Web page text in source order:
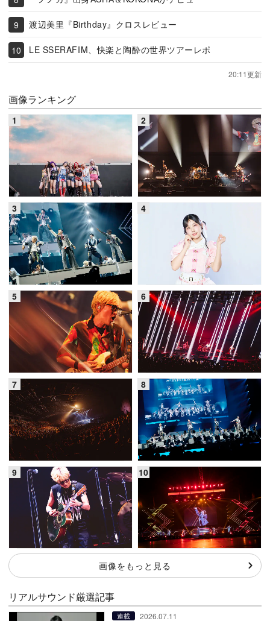
渡辺美里『Birthday』クロスレビュー
LE SSERAFIM、快楽と陶酔の世界ツアーレポ
20:11更新
画像ランキング
画像をもっと見る
リアルサウンド厳選記事
連載 2026.07.11